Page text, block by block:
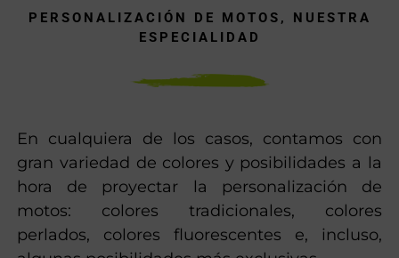
PERSONALIZACIÓN DE MOTOS, NUESTRA
ESPECIALIDAD
En cualquiera de los casos, contamos con
gran variedad de colores y posibilidades a la
hora de proyectar la personalización de
motos: colores tradicionales, colores
perlados, colores fluorescentes e, incluso,